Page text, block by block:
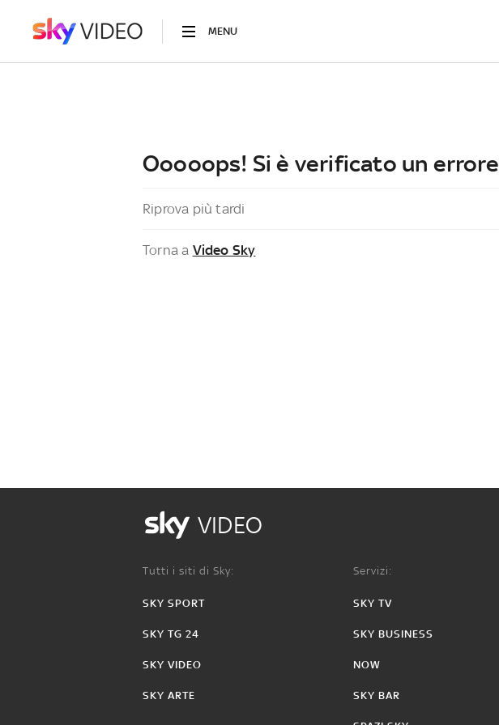
MENU
Ooooops! Si è verificato un errore
Riprova più tardi
Torna a Video Sky
VIDEO
Tutti i siti di Sky:
SKY SPORT
SKY TG 24
SKY VIDEO
SKY ARTE
Servizi:
SKY TV
SKY BUSINESS
NOW
SKY BAR